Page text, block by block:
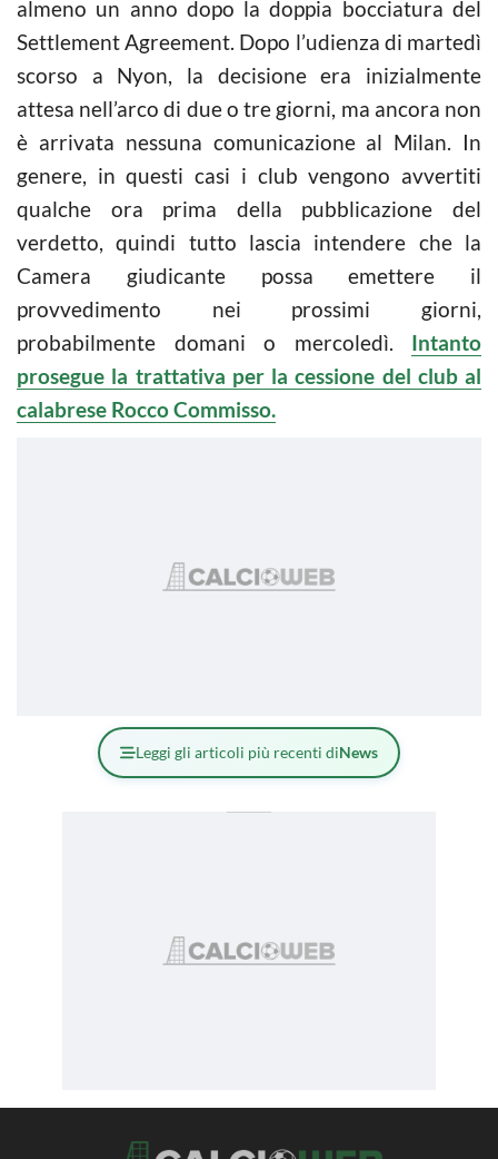
almeno un anno dopo la doppia bocciatura del
Settlement Agreement. Dopo l’udienza di martedì
scorso a Nyon, la decisione era inizialmente
attesa nell’arco di due o tre giorni, ma ancora non
è arrivata nessuna comunicazione al Milan. In
genere, in questi casi i club vengono avvertiti
qualche ora prima della pubblicazione del
verdetto, quindi tutto lascia intendere che la
Camera giudicante possa emettere il
provvedimento nei prossimi giorni,
probabilmente domani o mercoledì. Intanto
prosegue la trattativa per la cessione del club al
calabrese Rocco Commisso.
Leggi gli articoli più recenti diNews